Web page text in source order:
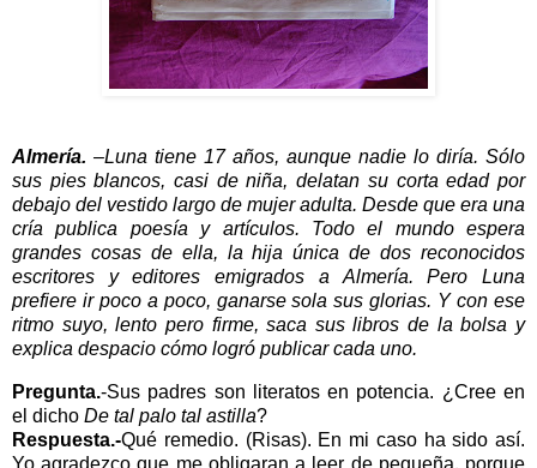
Almería. –Luna tiene 17 años, aunque nadie lo diría. Sólo
sus pies blancos, casi de niña, delatan su corta edad por
debajo del vestido largo de mujer adulta. Desde que era una
cría publica poesía y artículos. Todo el mundo espera
grandes cosas de ella, la hija única de dos reconocidos
escritores y editores emigrados a Almería. Pero Luna
prefiere ir poco a poco, ganarse sola sus glorias. Y con ese
ritmo suyo, lento pero firme, saca sus libros de la bolsa y
explica despacio cómo logró publicar cada uno.
Pregunta.-Sus padres son literatos en potencia. ¿Cree en
el dicho De tal palo tal astilla?
Respuesta.-Qué remedio. (Risas). En mi caso ha sido así.
Yo agradezco que me obligaran a leer de pequeña, porque